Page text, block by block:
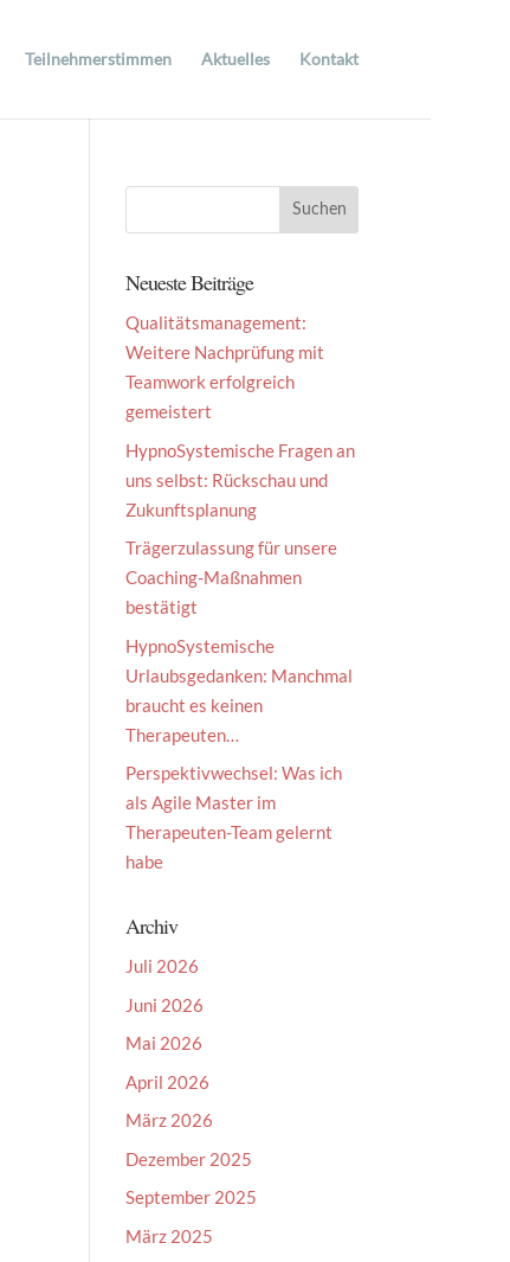
Teilnehmerstimmen Aktuelles Kontakt
Neueste Beiträge
Qualitätsmanagement:
Weitere Nachprüfung mit
Teamwork erfolgreich
gemeistert
HypnoSystemische Fragen an
uns selbst: Rückschau und
Zukunftsplanung
Trägerzulassung für unsere
Coaching-Maßnahmen
bestätigt
HypnoSystemische
Urlaubsgedanken: Manchmal
braucht es keinen
Therapeuten…
Perspektivwechsel: Was ich
als Agile Master im
Therapeuten-Team gelernt
habe
Archiv
Juli 2026
Juni 2026
Mai 2026
April 2026
März 2026
Dezember 2025
September 2025
März 2025